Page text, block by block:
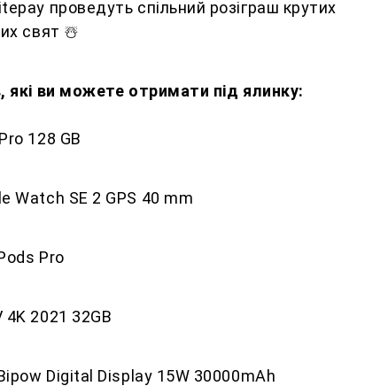
проведуть спільний розіграш крутих
свят ☃️
які ви можете отримати під ялинку:
128 GB
Watch SE 2 GPS 40 mm
Pro
2021 32GB
Digital Display 15W 30000mAh